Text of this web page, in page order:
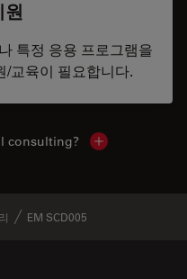
원
특정 응용 프로그램을
/교육이 필요합니다.
consulting? Show local
EM SCD005